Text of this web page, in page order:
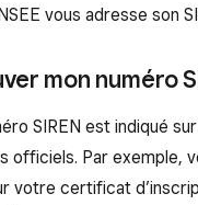
vous adresse son
mon numéro
SIREN est indiqué
officiels. Par exemple,
votre certificat